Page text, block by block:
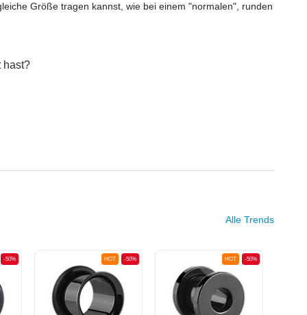
Größe tragen kannst, wie bei einem "normalen", runden
hast?
Alle Trends
-50% -50%
HOT -50%
HOT